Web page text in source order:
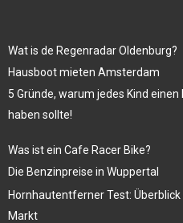
Wat is de Regenradar Oldenburg?
Hausboot mieten Amsterdam
5 Gründe, warum jedes Kind
haben sollte!
Was ist ein Cafe Racer Bike?
Die Benzinpreise in Wuppertal
Hornhautentferner Test:
Markt